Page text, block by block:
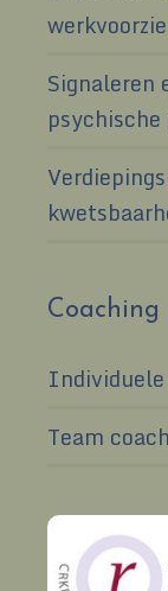
Signaleren
Coaching
Team